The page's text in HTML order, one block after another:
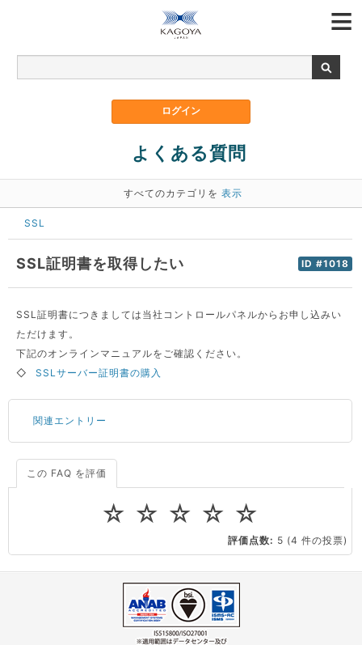
よくある質問
すべてのカテゴリを 表示
SSL
ID #1018
SSL証明書を取得したい
SSL証明書につきましては当社コントロールパネルからお申し込みい
ただけます。
下記のオンラインマニュアルをご確認ください。
◇
SSLサーバー証明書の購入
関連エントリー
サーバーが重いので調査してほしい
CPUやメモリをアップグレードしたい
この FAQ を評価
☆
☆
☆
☆
☆
評価点数: 5 (4 件の投票)